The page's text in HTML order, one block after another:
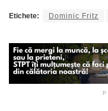
Etichete: Dominic Fritz